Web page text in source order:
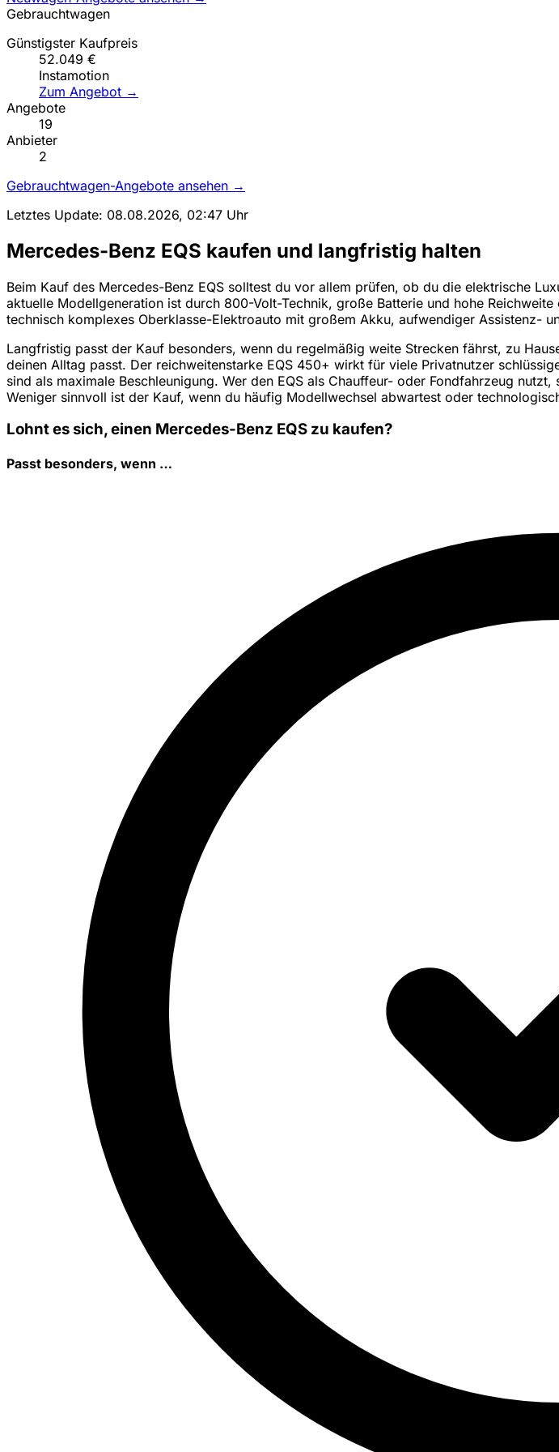
Gebrauchtwagen
Günstigster Kaufpreis
52.049 €
Instamotion
Zum Angebot →
Angebote
19
Anbieter
2
Gebrauchtwagen-Angebote ansehen →
Letztes Update: 08.08.2026, 02:47 Uhr
Mercedes-Benz EQS kaufen und langfristig halten
Beim Kauf des Mercedes-Benz EQS solltest du vor allem prüfen, ob du die elektrische
aktuelle Modellgeneration ist durch 800-Volt-Technik, große Batterie und hohe
technisch komplexes Oberklasse-Elektroauto mit großem Akku, aufwendiger Assistenz-
Langfristig passt der Kauf besonders, wenn du regelmäßig weite Strecken fährst, zu
deinen Alltag passt. Der reichweitenstarke EQS 450+ wirkt für viele Privatnutzer
sind als maximale Beschleunigung. Wer den EQS als Chauffeur- oder Fondfahrzeug
Weniger sinnvoll ist der Kauf, wenn du häufig Modellwechsel abwartest oder
Lohnt es sich, einen Mercedes-Benz EQS zu kaufen?
Passt besonders, wenn …